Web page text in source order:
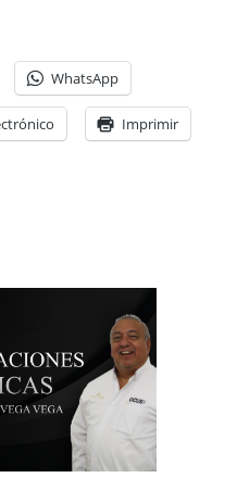
WhatsApp
Imprimir